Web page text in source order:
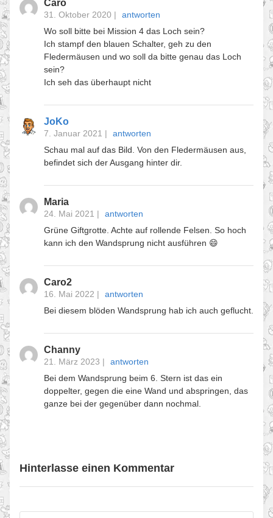
Caro
31. Oktober 2020 |
antworten
Wo soll bitte bei Mission 4 das Loch sein?
Ich stampf den blauen Schalter, geh zu den
Fledermäusen und wo soll da bitte genau das Loch
sein?
Ich seh das überhaupt nicht
JoKo
7. Januar 2021 |
antworten
Schau mal auf das Bild. Von den Fledermäusen aus,
befindet sich der Ausgang hinter dir.
Maria
24. Mai 2021 |
antworten
Grüne Giftgrotte. Achte auf rollende Felsen. So hoch
kann ich den Wandsprung nicht ausführen 😄
Caro2
16. Mai 2022 |
antworten
Bei diesem blöden Wandsprung hab ich auch geflucht.
Channy
21. März 2023 |
antworten
Bei dem Wandsprung beim 6. Stern ist das ein
doppelter, gegen die eine Wand und abspringen, das
ganze bei der gegenüber dann nochmal.
Hinterlasse einen Kommentar